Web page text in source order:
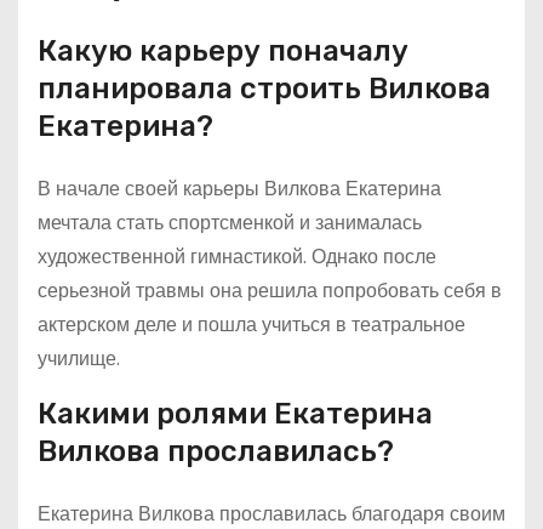
Какую карьеру поначалу
планировала строить Вилкова
Екатерина?
В начале своей карьеры Вилкова Екатерина
мечтала стать спортсменкой и занималась
художественной гимнастикой. Однако после
серьезной травмы она решила попробовать себя в
актерском деле и пошла учиться в театральное
училище.
Какими ролями Екатерина
Вилкова прославилась?
Екатерина Вилкова прославилась благодаря своим